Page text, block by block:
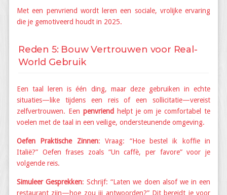
Met een penvriend wordt leren een sociale, vrolijke ervaring
die je gemotiveerd houdt in 2025.
Reden 5: Bouw Vertrouwen voor Real-
World Gebruik
Een taal leren is één ding, maar deze gebruiken in echte
situaties—like tijdens een reis of een sollicitatie—vereist
zelfvertrouwen. Een penvriend
helpt je om je comfortabel te
voelen met de taal in een veilige, ondersteunende omgeving.
Oefen Praktische Zinnen: Vraag: “Hoe bestel ik koffie in
Italië?” Oefen frases zoals “Un caffè, per favore” voor je
volgende reis.
Simuleer Gesprekken: Schrijf: “Laten we doen alsof we in een
restaurant zijn—hoe zou jij antwoorden?” Dit bereidt je voor